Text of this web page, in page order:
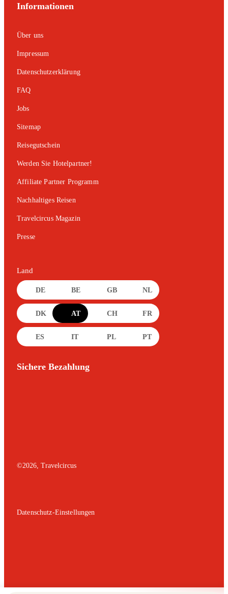
Informationen
Über uns
Impressum
Datenschutzerklärung
FAQ
Jobs
Sitemap
Reisegutschein
Werden Sie Hotelpartner!
Affiliate Partner Programm
Nachhaltiges Reisen
Travelcircus Magazin
Presse
Land
DE BE GB NL
DK AT CH FR
ES IT PL PT
Sichere Bezahlung
©2026 , Travelcircus
Datenschutz-Einstellungen